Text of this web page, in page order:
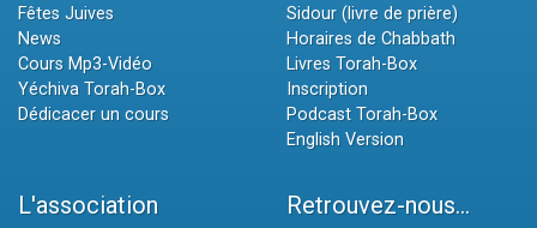
Fêtes Juives
News
Cours Mp3-Vidéo
Yéchiva Torah-Box
Dédicacer un cours
Sidour (livre de prière)
Horaires de Chabbath
Livres Torah-Box
Inscription
Podcast Torah-Box
English Version
L'association Retrouvez-nous...